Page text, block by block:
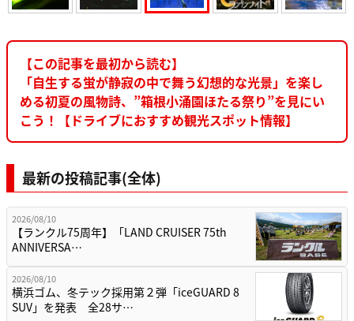
【この記事を最初から読む】
「自生する蛍が静寂の中で舞う幻想的な光景」を楽し
める初夏の風物詩、”箱根小涌園ほたる祭り”を見にい
こう！【ドライブにおすすめ観光スポット情報】
最新の投稿記事(全体)
2026/08/10
【ランクル75周年】「LAND CRUISER 75th
ANNIVERSA…
2026/08/10
横浜ゴム、冬テック採用第２弾「iceGUARD 8
SUV」を発表 全28サ…